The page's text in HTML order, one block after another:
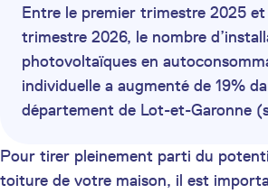
Entre le premier trimestre 2025
trimestre 2026, le nombre
photovoltaïques en
individuelle a augmenté de 19%
département de Lot-et-Garonne
Pour tirer pleinement parti du
toiture de votre maison, il est